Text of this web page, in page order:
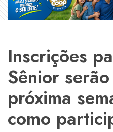
Inscrições
Sênior
próxima
como